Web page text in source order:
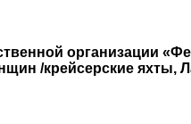
организации
/крейсерские яхты,